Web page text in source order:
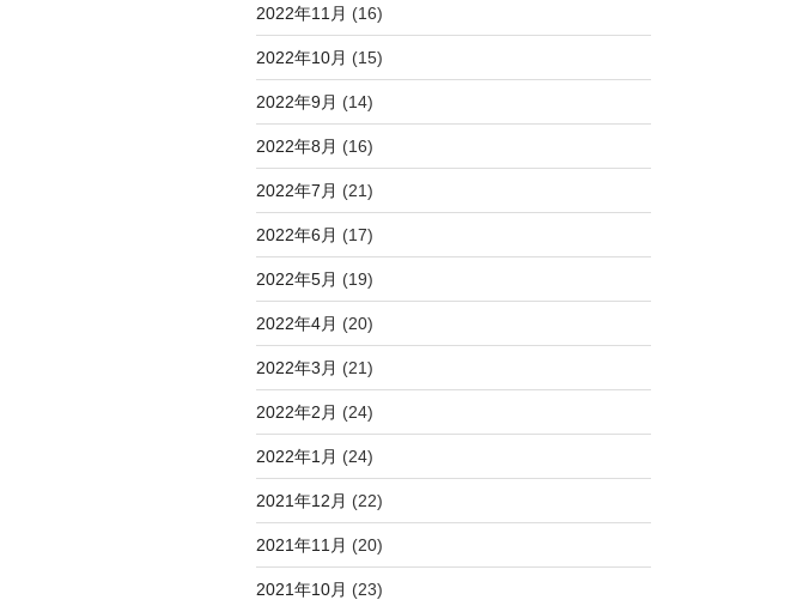
2022年11月 (16)
2022年10月 (15)
2022年9月 (14)
2022年8月 (16)
2022年7月 (21)
2022年6月 (17)
2022年5月 (19)
2022年4月 (20)
2022年3月 (21)
2022年2月 (24)
2022年1月 (24)
2021年12月 (22)
2021年11月 (20)
2021年10月 (23)